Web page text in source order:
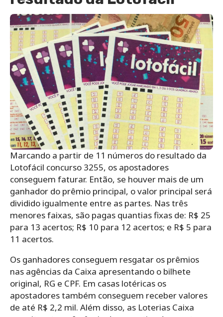
Marcando a partir de 11 números do resultado da
Lotofácil concurso 3255, os apostadores
conseguem faturar. Então, se houver mais de um
ganhador do prêmio principal, o valor principal será
dividido igualmente entre as partes. Nas três
menores faixas, são pagas quantias fixas de: R$ 25
para 13 acertos; R$ 10 para 12 acertos; e R$ 5 para
11 acertos.
Os ganhadores conseguem resgatar os prêmios
nas agências da Caixa apresentando o bilhete
original, RG e CPF. Em casas lotéricas os
apostadores também conseguem receber valores
de até R$ 2,2 mil. Além disso, as Loterias Caixa